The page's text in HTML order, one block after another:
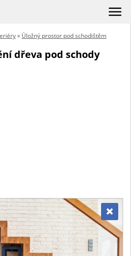
» Úložný prostor pod schodištěm
dřeva pod schody